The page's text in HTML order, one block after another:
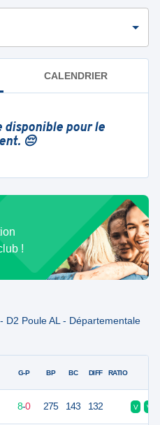
CALENDRIER
disponible pour le
😔
!
D2 Poule AL - Départementale
G-P BP BC DIFF RATIO
8-0 275 143 132 V V